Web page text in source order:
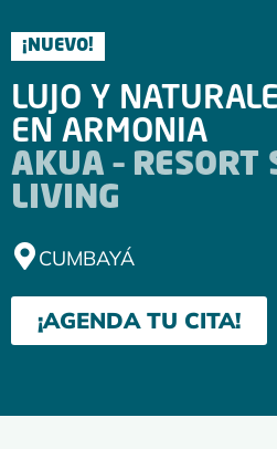
¡NUEVO!
LUJO Y
EN ARMONIA
AKUA – RESORT
LIVING
CUMBAYÁ
¡AGENDA TU CITA!